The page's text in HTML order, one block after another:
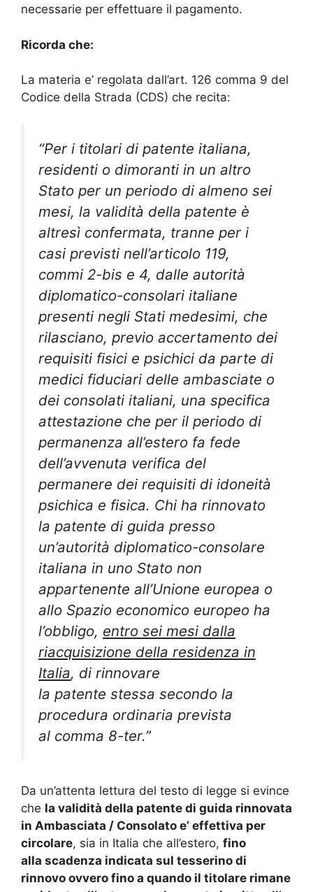
necessarie per effettuare il pagamento.
Ricorda che:
La materia e’ regolata dall’art. 126 comma 9 del
Codice della Strada (CDS) che recita:
“Per i titolari di patente italiana,
residenti o dimoranti in un altro
Stato per un periodo di almeno sei
mesi, la validità della patente è
altresì confermata, tranne per i
casi previsti nell’articolo 119,
commi 2-bis e 4, dalle autorità
diplomatico-consolari italiane
presenti negli Stati medesimi, che
rilasciano, previo accertamento dei
requisiti fisici e psichici da parte di
medici fiduciari delle ambasciate o
dei consolati italiani, una specifica
attestazione che per il periodo di
permanenza all’estero fa fede
dell’avvenuta verifica del
permanere dei requisiti di idoneità
psichica e fisica. Chi ha rinnovato
la patente di guida presso
un’autorità diplomatico-consolare
italiana in uno Stato non
appartenente all’Unione europea o
allo Spazio economico europeo ha
l’obbligo, entro sei mesi dalla
riacquisizione della residenza in
Italia, di rinnovare
la patente stessa secondo la
procedura ordinaria prevista
al comma 8-ter.”
Da un’attenta lettura del testo di legge si evince
che la validità della patente di guida rinnovata
in Ambasciata / Consolato e’ effettiva per
circolare, sia in Italia che all’estero, fino
alla scadenza indicata sul tesserino di
rinnovo ovvero fino a quando il titolare rimane